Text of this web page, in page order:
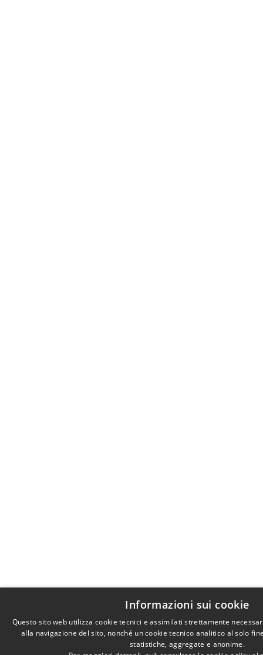
Informazioni sui cookie
Questo sito web utilizza cookie tecnici e assimilati strettamente
alla navigazione del sito, nonché un cookie tecnico analitico al solo
statistiche, aggregate e anonime.